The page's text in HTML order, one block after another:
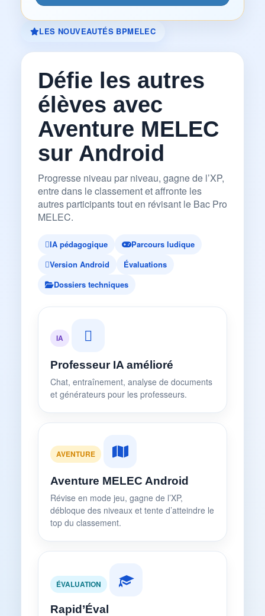
LES NOUVEAUTÉS BPMELEC
Défie les autres
élèves avec
Aventure MELEC
sur Android
Progresse niveau par niveau, gagne de l’XP,
entre dans le classement et affronte les
autres participants tout en révisant le Bac Pro
MELEC.
IA pédagogique
Parcours ludique
Version Android
Évaluations
Dossiers techniques
IA
Professeur IA amélioré
Chat, entraînement, analyse de documents
et générateurs pour les professeurs.
AVENTURE
Aventure MELEC Android
Révise en mode jeu, gagne de l’XP,
débloque des niveaux et tente d’atteindre le
top du classement.
ÉVALUATION
Rapid’Éval